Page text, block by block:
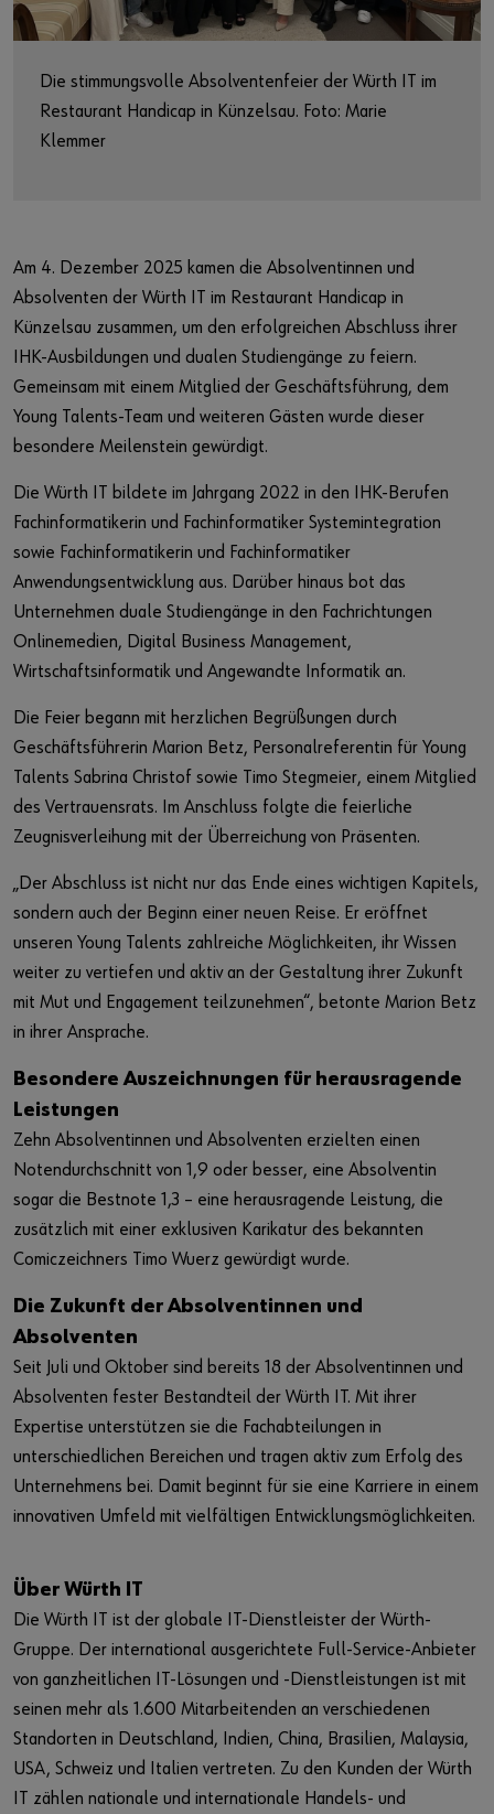
Market
Projects & Governance
Die stimmungsvolle Absolventenfeier der Würth IT im
Restaurant Handicap in Künzelsau. Foto: Marie
Klemmer
Am 4. Dezember 2025 kamen die Absolventinnen und
Absolventen der Würth IT im Restaurant Handicap in
Künzelsau zusammen, um den erfolgreichen Abschluss ihrer
IHK-Ausbildungen und dualen Studiengänge zu feiern.
Gemeinsam mit einem Mitglied der Geschäftsführung, dem
Young Talents-Team und weiteren Gästen wurde dieser
besondere Meilenstein gewürdigt.
Die Würth IT bildete im Jahrgang 2022 in den IHK-Berufen
Fachinformatikerin und Fachinformatiker Systemintegration
sowie Fachinformatikerin und Fachinformatiker
Anwendungsentwicklung aus. Darüber hinaus bot das
Unternehmen duale Studiengänge in den Fachrichtungen
Onlinemedien, Digital Business Management,
Wirtschaftsinformatik und Angewandte Informatik an.
Die Feier begann mit herzlichen Begrüßungen durch
Geschäftsführerin Marion Betz, Personalreferentin für Young
Talents Sabrina Christof sowie Timo Stegmeier, einem Mitglied
des Vertrauensrats. Im Anschluss folgte die feierliche
Zeugnisverleihung mit der Überreichung von Präsenten.
„Der Abschluss ist nicht nur das Ende eines wichtigen Kapitels,
sondern auch der Beginn einer neuen Reise. Er eröffnet
unseren Young Talents zahlreiche Möglichkeiten, ihr Wissen
weiter zu vertiefen und aktiv an der Gestaltung ihrer Zukunft
mit Mut und Engagement teilzunehmen“, betonte Marion Betz
in ihrer Ansprache.
Besondere Auszeichnungen für herausragende
Leistungen
Zehn Absolventinnen und Absolventen erzielten einen
Notendurchschnitt von 1,9 oder besser, eine Absolventin
sogar die Bestnote 1,3 – eine herausragende Leistung, die
zusätzlich mit einer exklusiven Karikatur des bekannten
Comiczeichners Timo Wuerz gewürdigt wurde.
Die Zukunft der Absolventinnen und
Absolventen
Seit Juli und Oktober sind bereits 18 der Absolventinnen und
Absolventen fester Bestandteil der Würth IT. Mit ihrer
Expertise unterstützen sie die Fachabteilungen in
unterschiedlichen Bereichen und tragen aktiv zum Erfolg des
Unternehmens bei. Damit beginnt für sie eine Karriere in einem
innovativen Umfeld mit vielfältigen Entwicklungsmöglichkeiten.
Über Würth IT
Die Würth IT ist der globale IT-Dienstleister der Würth-
Gruppe. Der international ausgerichtete Full-Service-Anbieter
von ganzheitlichen IT-Lösungen und -Dienstleistungen ist mit
seinen mehr als 1.600 Mitarbeitenden an verschiedenen
Standorten in Deutschland, Indien, China, Brasilien, Malaysia,
USA, Schweiz und Italien vertreten. Zu den Kunden der Würth
IT zählen nationale und internationale Handels- und